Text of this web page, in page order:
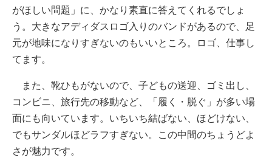
がほしい問題」に、かなり素直に答えてくれるでしょ
う。大きなアディダスロゴ入りのバンドがあるので、足
元が地味になりすぎないのもいいところ。ロゴ、仕事し
てます。
また、靴ひもがないので、子どもの送迎、ゴミ出し、
コンビニ、旅行先の移動など、「履く・脱ぐ」が多い場
面にも向いています。いちいち結ばない、ほどけない、
でもサンダルほどラフすぎない。この中間のちょうどよ
さが魅力です。